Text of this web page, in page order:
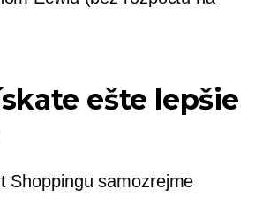
ešte lepšie
Shoppingu samozrejme